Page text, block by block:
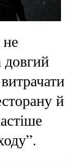
довгий
й